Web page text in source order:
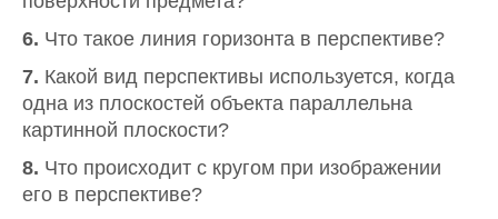
6. Что такое линия горизонта в перспективе?
7. Какой вид перспективы используется, когда
одна из плоскостей объекта параллельна
картинной плоскости?
8. Что происходит с кругом при изображении
его в перспективе?